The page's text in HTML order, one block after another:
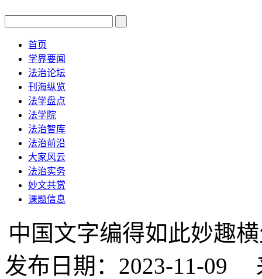
首页
学界要闻
法治论坛
刊海纵览
法学盘点
法学院
法治智库
法治前沿
大家风云
法治实务
妙文共赏
课题信息
中国文字编得如此妙趣
发布日期：2023-11-09